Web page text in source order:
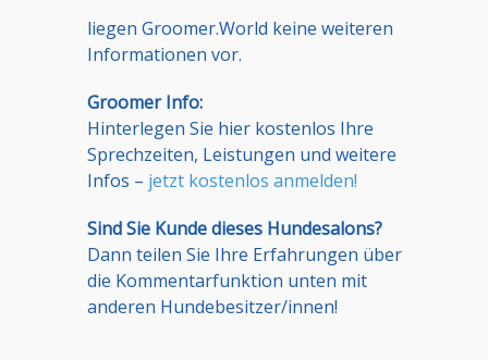
liegen Groomer.World keine weiteren
Informationen vor.
Groomer Info:
Hinterlegen Sie hier kostenlos Ihre
Sprechzeiten, Leistungen und weitere
Infos – jetzt kostenlos anmelden!
Sind Sie Kunde dieses Hundesalons?
Dann teilen Sie Ihre Erfahrungen über
die Kommentarfunktion unten mit
anderen Hundebesitzer/innen!